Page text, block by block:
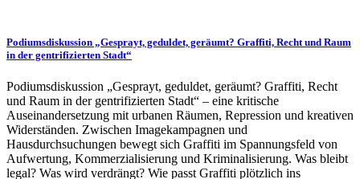
Podiumsdiskussion „Gesprayt, geduldet, geräumt? Graffiti, Recht und Raum
in der gentrifizierten Stadt“
Podiumsdiskussion „Gesprayt, geduldet, geräumt? Graffiti, Recht
und Raum in der gentrifizierten Stadt“ – eine kritische
Auseinandersetzung mit urbanen Räumen, Repression und kreativen
Widerständen. Zwischen Imagekampagnen und
Hausdurchsuchungen bewegt sich Graffiti im Spannungsfeld von
Aufwertung, Kommerzialisierung und Kriminalisierung. Was bleibt
legal? Was wird verdrängt? Wie passt Graffiti plötzlich ins